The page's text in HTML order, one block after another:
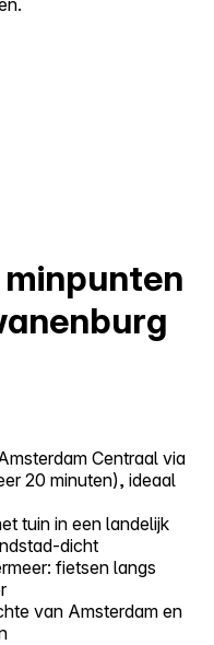
minpunten
Centraal via
20 minuten), ideaal
tuin in een landelijk
dicht
fietsen langs
van Amsterdam en